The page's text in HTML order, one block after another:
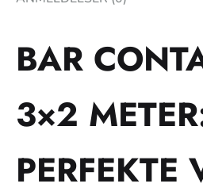
BAR
3×2
PERFEKTE